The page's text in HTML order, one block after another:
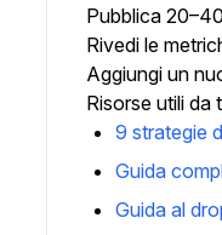
Pubblica
Rivedi le
Aggiungi un
Risorse utili da
9 strategie
Guida
Guida al